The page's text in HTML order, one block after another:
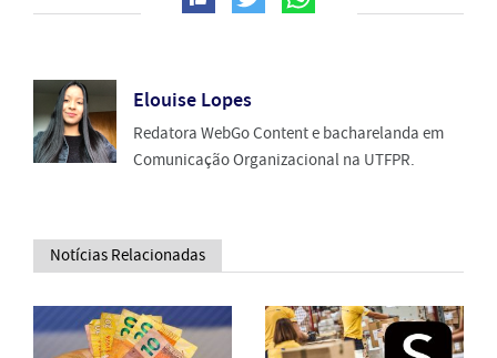
Elouise Lopes
Redatora WebGo Content e bacharelanda em
Comunicação Organizacional na UTFPR.
Notícias Relacionadas